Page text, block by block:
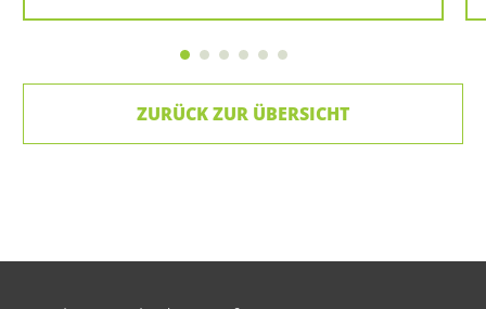
ZURÜCK ZUR ÜBERSICHT